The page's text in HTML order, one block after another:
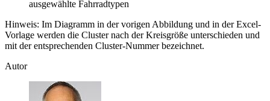
ausgewählte Fahrradtypen
Hinweis: Im Diagramm in der vorigen Abbildung und in der Excel-
Vorlage werden die Cluster nach der Kreisgröße unterschieden und
mit der entsprechenden Cluster-Nummer bezeichnet.
Autor